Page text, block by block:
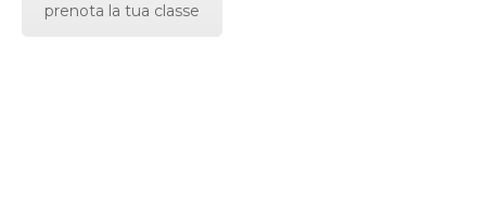
prenota la tua classe